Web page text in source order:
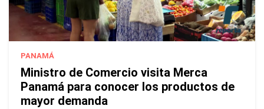
PANAMÁ
Ministro de Comercio visita Merca
Panamá para conocer los productos de
mayor demanda